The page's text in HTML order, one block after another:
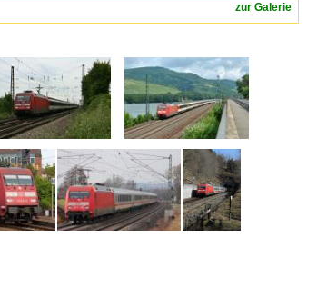
zur Galerie